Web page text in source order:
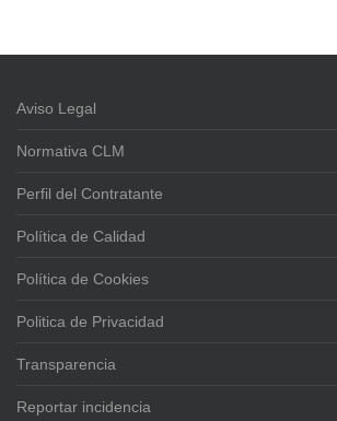
Aviso Legal
Normativa CLM
Perfil del Contratante
Política de Calidad
Política de Cookies
Politica de Privacidad
Transparencia
Reportar incidencia